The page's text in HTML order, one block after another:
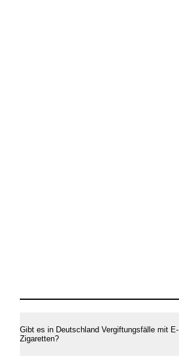
Gibt es in Deutschland Vergiftungsfälle mit E-
Zigaretten?